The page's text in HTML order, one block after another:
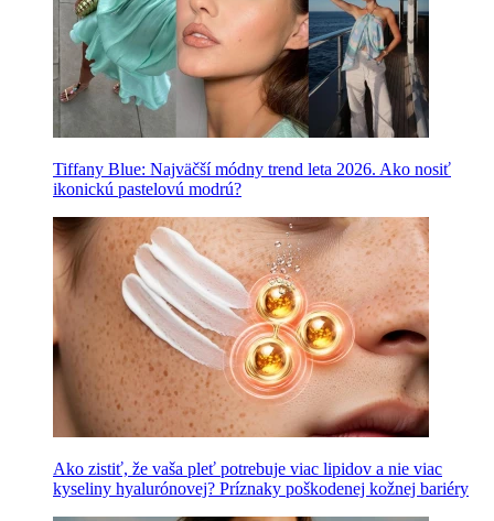
Tiffany Blue: Najväčší módny trend leta 2026. Ako nosiť
ikonickú pastelovú modrú?
Ako zistiť, že vaša pleť potrebuje viac lipidov a nie viac
kyseliny hyalurónovej? Príznaky poškodenej kožnej bariéry